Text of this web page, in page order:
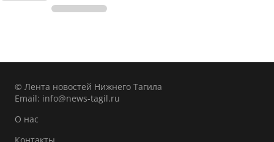
© Лента новостей Нижнего Тагила
Email: info@news-tagil.ru
О нас